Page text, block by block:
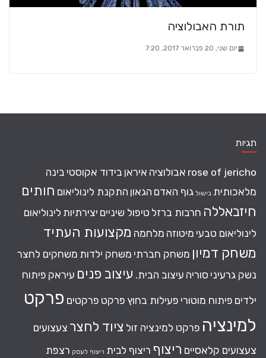
תורת האבולוציה
יום שני, 20 פברואר 2017, 7:20
תגיות
rose of jericho אבולוציה איראן בידוד אקוסטי בינה
מלאכותית בישול גוף האדם הגאון התקנת לינוליאום חותים
חיזבאללה חרבות ברזל טיפול שיניים יצירתיות לינוליאום
לינוליאום טבעי מיטוזה מלחמה מקצועות העתיד
משחק דמיון משחק חברתי משחק ילדות משחקים לחצר
נשק גרעיני סוריה עיצוב הבית. עיצוב פנים עיראק פיתוח
ילדים פיתוח מוטורי פעילות בחוץ פרקט פרקטים פרקט
למינציה פרקט למינציה זול ציוד לחצר צעצועים
צעצועים קלאסיים ריצוף ריצוף לבית ריצוף לעסק רצפת